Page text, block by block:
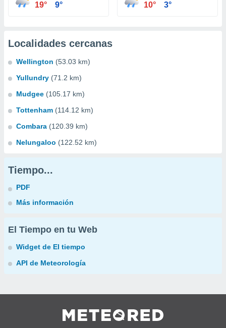
19° 9° 10° 3°
Localidades cercanas
Wellington (53.03 km)
Yullundry (71.2 km)
Mudgee (105.17 km)
Tottenham (114.12 km)
Combara (120.39 km)
Nelungaloo (122.52 km)
Tiempo...
PDF
Más información
El Tiempo en tu Web
Widget de El tiempo
API de Meteorología